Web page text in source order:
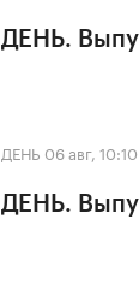
ДЕНЬ.
ДЕНЬ 06 авг, 10:10
ДЕНЬ.